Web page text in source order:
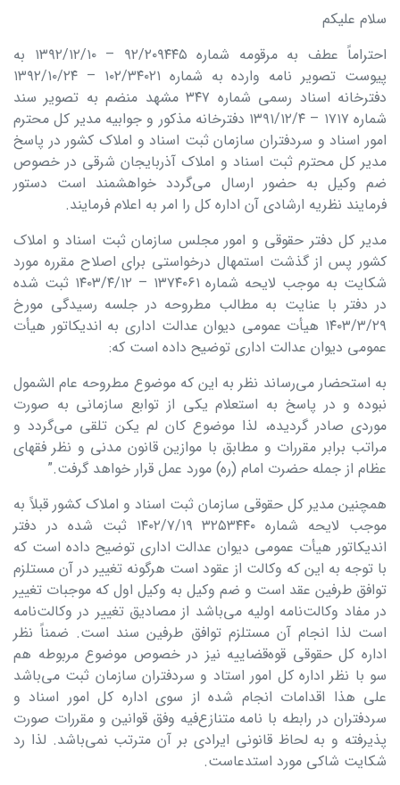
سلام علیکم
احتراماً عطف به مرقومه شماره ۹۲/۲۰۹۴۴۵ – ۱۳۹۲/۱۲/۱۰ به
پیوست تصویر نامه وارده به شماره ۱۰۲/۳۴۰۲۱ – ۱۳۹۲/۱۰/۲۴
دفترخانه اسناد رسمی شماره ۳۴۷ مشهد منضم به تصویر سند
شماره ۱۷۱۷ – ۱۳۹۱/۱۲/۴ دفترخانه مذکور و جوابیه مدیر کل محترم
امور اسناد و سردفتران سازمان ثبت اسناد و املاک کشور در پاسخ
مدیر کل محترم ثبت اسناد و املاک آذربایجان شرقی در خصوص
ضم وکیل به حضور ارسال می‌گردد خواهشمند است دستور
فرمایند نظریه ارشادی آن اداره کل را امر به اعلام فرمایند.
مدیر کل دفتر حقوقی و امور مجلس سازمان ثبت اسناد و املاک
کشور پس از گذشت استمهال درخواستی برای اصلاح مقرره مورد
شکایت به موجب لایحه شماره ۱۳۷۴۰۶۱ – ۱۴۰۳/۴/۱۲ ثبت شده
در دفتر با عنایت به مطالب مطروحه در جلسه رسیدگی مورخ
۱۴۰۳/۳/۲۹ هیأت عمومی دیوان عدالت اداری به اندیکاتور هیأت
عمومی دیوان عدالت اداری توضیح داده است که:
به استحضار می‌رساند نظر به این که موضوع مطروحه عام الشمول
نبوده و در پاسخ به استعلام یکی از توابع سازمانی به صورت
موردی صادر گردیده، لذا موضوع کان لم یکن تلقی می‌گردد و
مراتب برابر مقررات و مطابق با موازین قانون مدنی و نظر فقهای
عظام از جمله حضرت امام (ره) مورد عمل قرار خواهد گرفت.”
همچنین مدیر کل حقوقی سازمان ثبت اسناد و املاک کشور قبلاً به
موجب لایحه شماره ۳۲۵۳۴۴۰ ۱۴۰۲/۷/۱۹ ثبت شده در دفتر
اندیکاتور هیأت عمومی دیوان عدالت اداری توضیح داده است که
با توجه به این که وکالت از عقود است هرگونه تغییر در آن مستلزم
توافق طرفین عقد است و ضم وکیل به وکیل اول که موجبات تغییر
در مفاد وکالت‌نامه اولیه می‌باشد از مصادیق تغییر در وکالت‌نامه
است لذا انجام آن مستلزم توافق طرفین سند است. ضمناً نظر
اداره کل حقوقی قوه‌قضاییه نیز در خصوص موضوع مربوطه هم
سو با نظر اداره کل امور استاد و سردفتران سازمان ثبت می‌باشد
علی هذا اقدامات انجام شده از سوی اداره کل امور اسناد و
سردفتران در رابطه با نامه متنازع‌فیه وفق قوانین و مقررات صورت
پذیرفته و به لحاظ قانونی ایرادی بر آن مترتب نمی‌باشد. لذا رد
شکایت شاکی مورد استدعاست.